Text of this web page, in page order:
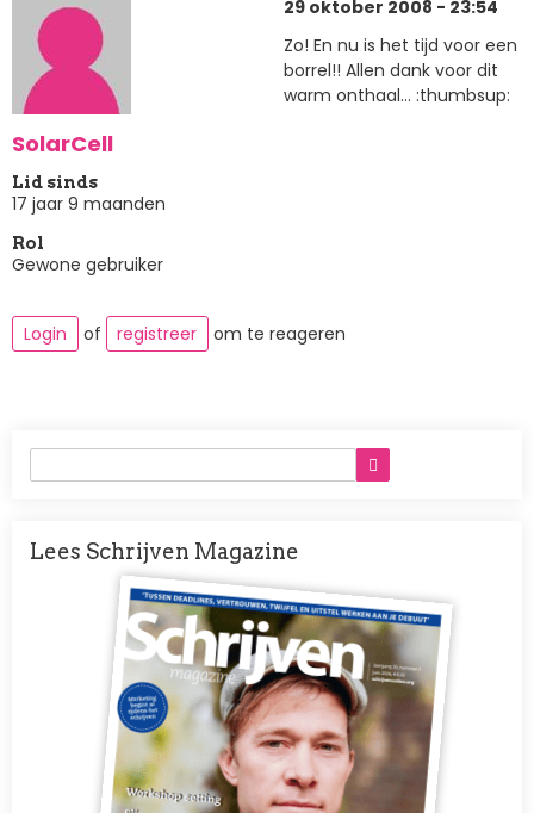
SolarCell
Lid sinds
17 jaar 9 maanden
Rol
Gewone gebruiker
29 oktober 2008 - 23:54
Zo! En nu is het tijd voor een
borrel!! Allen dank voor dit
warm onthaal... :thumbsup:
Login of registreer om te reageren
Lees Schrijven Magazine
Afbeelding